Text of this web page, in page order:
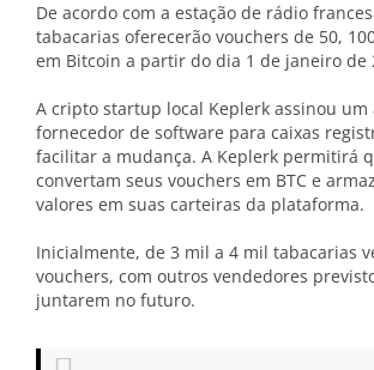
De acordo com a estação de rádio
tabacarias oferecerão vouchers de 50,
em Bitcoin a partir do dia 1 de janeiro de
A cripto startup local Keplerk assinou um
fornecedor de software para caixas
facilitar a mudança. A Keplerk permitirá
convertam seus vouchers em BTC e
valores em suas carteiras da plataforma.
Inicialmente, de 3 mil a 4 mil tabacarias
vouchers, com outros vendedores
juntarem no futuro.